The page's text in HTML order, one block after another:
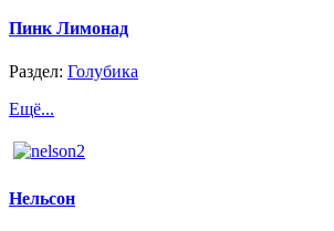
Пинк Лимонад
Раздел: Голубика
Ещё...
Нельсон